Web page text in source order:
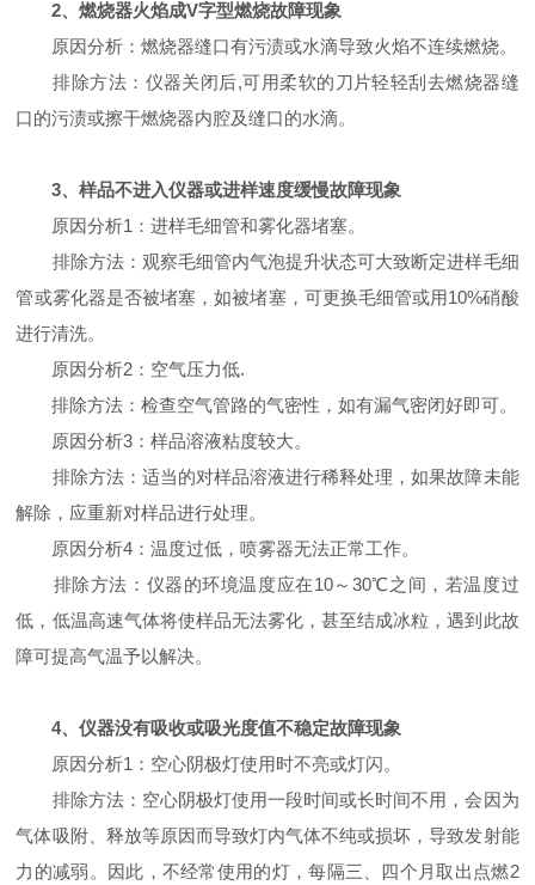
2、燃烧器火焰成V字型燃烧故障现象
原因分析：燃烧器缝口有污渍或水滴导致火焰不连续燃烧。
排除方法：仪器关闭后,可用柔软的刀片轻轻刮去燃烧器缝
口的污渍或擦干燃烧器内腔及缝口的水滴。
3、样品不进入仪器或进样速度缓慢故障现象
原因分析1：进样毛细管和雾化器堵塞。
排除方法：观察毛细管内气泡提升状态可大致断定进样毛细
管或雾化器是否被堵塞，如被堵塞，可更换毛细管或用10%硝酸
进行清洗。
原因分析2：空气压力低.
排除方法：检查空气管路的气密性，如有漏气密闭好即可。
原因分析3：样品溶液粘度较大。
排除方法：适当的对样品溶液进行稀释处理，如果故障未能
解除，应重新对样品进行处理。
原因分析4：温度过低，喷雾器无法正常工作。
排除方法：仪器的环境温度应在10～30℃之间，若温度过
低，低温高速气体将使样品无法雾化，甚至结成冰粒，遇到此故
障可提高气温予以解决。
4、仪器没有吸收或吸光度值不稳定故障现象
原因分析1：空心阴极灯使用时不亮或灯闪。
排除方法：空心阴极灯使用一段时间或长时间不用，会因为
气体吸附、释放等原因而导致灯内气体不纯或损坏，导致发射能
力的减弱。因此，不经常使用的灯，每隔三、四个月取出点燃2